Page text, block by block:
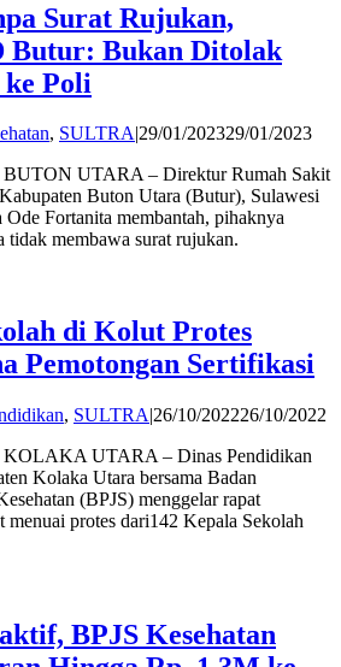
Surat Rujukan,
Butur: Bukan Ditolak
Poli
, SULTRA29/01/202329/01/2023by
UTARA – Direktur Rumah Sakit
Buton Utara (Butur), Sulawesi
Ode Fortanita membantah, pihaknya
tidak membawa surat rujukan.
di Kolut Protes
Pemotongan Sertifikasi
, SULTRA|26/10/202226/10/2022
UTARA – Dinas Pendidikan
Kolaka Utara bersama Badan
(BPJS) menggelar rapat
menuai protes dari142 Kepala Sekolah
BPJS Kesehatan